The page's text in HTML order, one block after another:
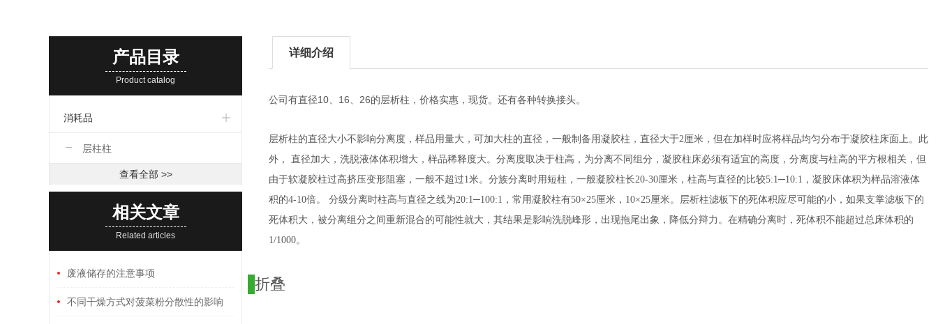
产品目录
Product catalog
消耗品
层柱柱
查看全部 >>
相关文章
Related articles
废液储存的注意事项
不同干燥方式对菠菜粉分散性的影响
详细介绍
公司有直径10、16、26的层析柱，价格实惠，现货。还有各种转换接头。
层析柱的直径大小不影响分离度，样品用量大，可加大柱的直径，一般制备用凝胶柱，直径大于2厘米，但在加样时应将样品均匀分布于凝胶柱床面上。此
外， 直径加大，洗脱液体体积增大，样品稀释度大。分离度取决于柱高，为分离不同组分，凝胶柱床必须有适宜的高度，分离度与柱高的平方根相关，但
由于软凝胶柱过高挤压变形阻塞，一般不超过1米。分族分离时用短柱，一般凝胶柱长20-30厘米，柱高与直径的比较5:1─10:1，凝胶床体积为样品溶液体
积的4-10倍。 分级分离时柱高与直径之线为20:1─100:1，常用凝胶柱有50×25厘米，10×25厘米。层析柱滤板下的死体积应尽可能的小，如果支掌滤板下的
死体积大，被分离组分之间重新混合的可能性就大，其结果是影响洗脱峰形，出现拖尾出象，降低分辩力。在精确分离时，死体积不能超过总床体积的
1/1000。
折叠